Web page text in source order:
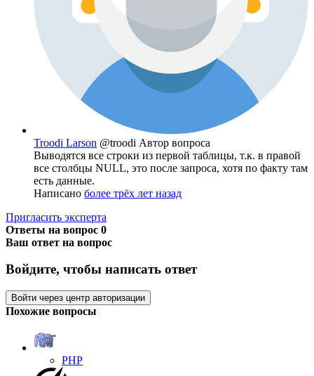
Troodi Larson @troodi Автор вопроса
Выводятся все строки из первой таблицы, т.к. в правой
все столбцы NULL, это после запроса, хотя по факту там
есть данные.
Написано более трёх лет назад
Пригласить эксперта
Ответы на вопрос 0
Ваш ответ на вопрос
Войдите, чтобы написать ответ
Войти через центр авторизации
Похожие вопросы
PHP